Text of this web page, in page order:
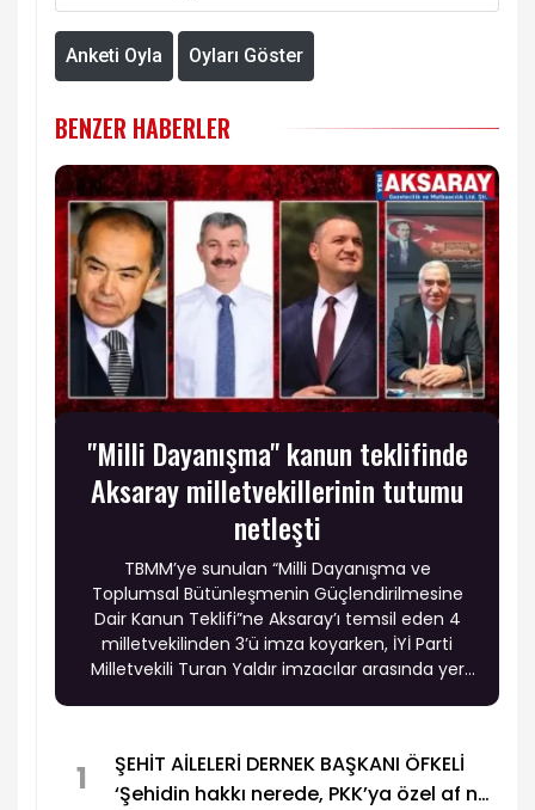
Anketi Oyla Oyları Göster
BENZER HABERLER
"Milli Dayanışma" kanun teklifinde
Aksaray milletvekillerinin tutumu
netleşti
TBMM’ye sunulan “Milli Dayanışma ve
Toplumsal Bütünleşmenin Güçlendirilmesine
Dair Kanun Teklifi”ne Aksaray’ı temsil eden 4
milletvekilinden 3’ü imza koyarken, İYİ Parti
Milletvekili Turan Yaldır imzacılar arasında yer
1
ŞEHİT AİLELERİ DERNEK BAŞKANI ÖFKELİ
‘Şehidin hakkı nerede, PKK’ya özel af ne